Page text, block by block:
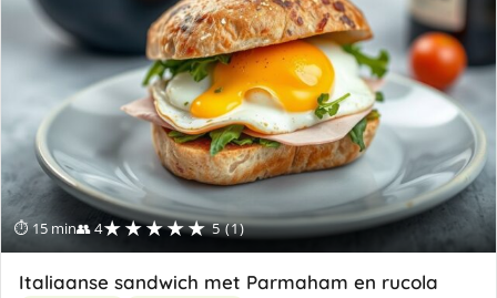
⏱ 15 min👥 4★★★★★ 5 (1)
Italiaanse sandwich met Parmaham en rucola